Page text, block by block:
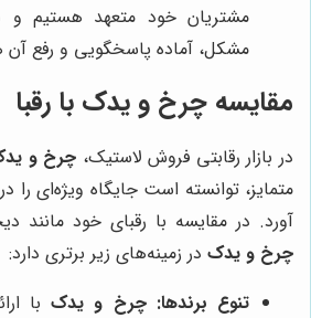
مشتریان خود متعهد هستیم و
مشکل، آماده پاسخگویی و رفع
مقایسه چرخ و یدک با رقبا
در بازار رقابتی فروش لاستیک، چرخ و
متمایز، توانسته است جایگاه ویژه‌ای
آورد. در مقایسه با رقبای خود مانند
چرخ و یدک در زمینه‌های زیر برتری دارد:
تنوع برندها: چرخ و یدکبا